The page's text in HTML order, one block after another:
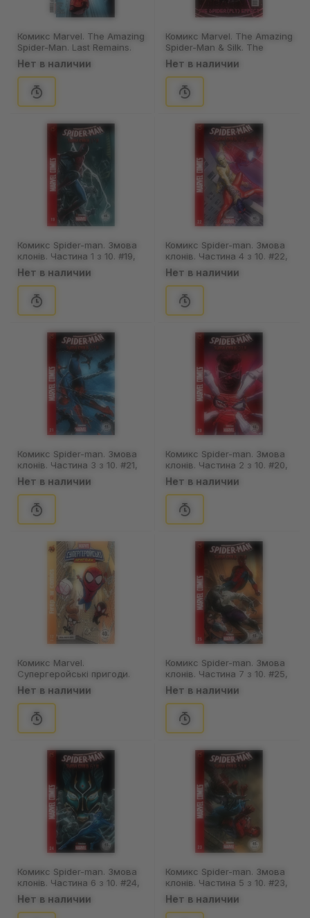
Комикс Marvel. The Amazing
Spider-Man. Last Remains.
Post-Mortem. Part 1. Volume
5. #56, (890365)
Нет в наличии
Комикс Marvel. The Amazing
Spider-Man & Silk. The
Spider(fly) Effect. Volume 1.
#2, (84821)
Нет в наличии
Комикс Spider-man. Змова
клонів. Частина 1 з 10. #19,
(370013)
Нет в наличии
Комикс Spider-man. Змова
клонів. Частина 4 з 10. #22,
(370016)
Нет в наличии
Комикс Spider-man. Змова
клонів. Частина 3 з 10. #21,
(370015)
Нет в наличии
Комикс Spider-man. Змова
клонів. Частина 2 з 10. #20,
(370014)
Нет в наличии
Комикс Marvel.
Супергеройські пригоди.
Крізь павучі світи. #12,
(370041)
Нет в наличии
Комикс Spider-man. Змова
клонів. Частина 7 з 10. #25,
(370019)
Нет в наличии
Комикс Spider-man. Змова
клонів. Частина 6 з 10. #24,
(370018)
Нет в наличии
Комикс Spider-man. Змова
клонів. Частина 5 з 10. #23,
(370017)
Нет в наличии